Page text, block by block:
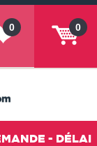
0
0
- DÉLAI